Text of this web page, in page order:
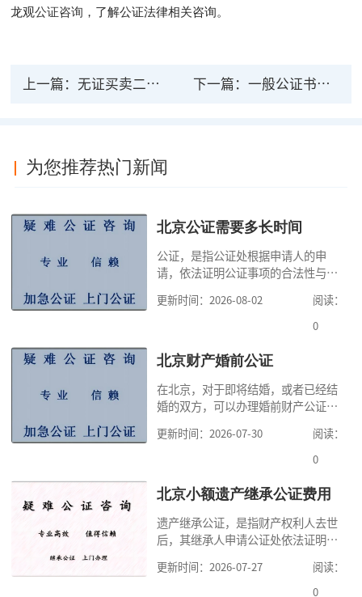
龙观公证咨询 ，了解公证法律相关咨询。
上一篇：无证买卖二手房公证有法律效力？有什么风险吗？ 下一篇： 一般公证书有没有法律效力？公证书具有哪些法律效力？
为您推荐热门新闻
北京公证需要多长时间
公证，是指公证处根据申请人的申
请，依法证明公证事项的合法性与真
高公证事项的效力，固定证据，但是
很多人不知道在北京办理公证需要多
家，办理公证的时候除了需要按照公
道北京公证需要什么材料,北京公证需
要多少钱？北京公
更新时间：2026-08-02
阅读：
0
北京财产婚前公证
在北京，对于即将结婚，或者已经结
婚的双方，可以办理婚前财产公证，
式，可以避免个人财产引发的纠纷，
但是，在北京办理婚前财产公证，除
料外，公证咨询告诉大家，我们有必
京婚前财产公证机构？了解这些不仅
有利于我们根
更新时间：2026-07-30
阅读：
0
北京小额遗产继承公证费用
遗产继承公证，是指财产权利人去世
后，其继承人申请公证处依法证明继
的证明活动。通过公证，继承人可以
拿着享有继承权的公证书办理遗产过
更新时间：2026-07-27
阅读：
0